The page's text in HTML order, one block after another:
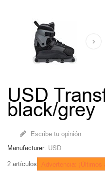
USD
black/grey
Escribe tu opinión
Manufacturer: USD
2 artículos Advertencia: